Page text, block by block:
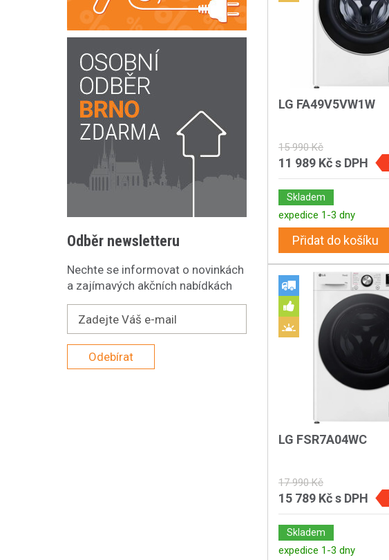
Odběr newsletteru
Nechte se informovat o novinkách
a zajímavých akčních nabídkách
Odebírat
LG FA49V5VW1W
15 990 Kč
11 989 Kčs DPH
Skladem
expedice 1-3 dny
Přidat do košíku
LG FSR7A04WC
17 990 Kč
15 789 Kčs DPH
Skladem
expedice 1-3 dny